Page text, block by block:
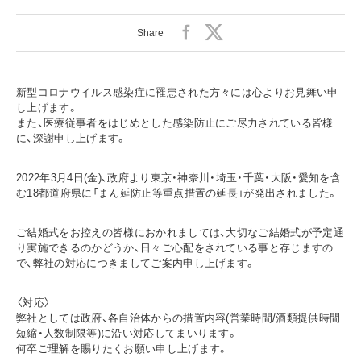
Share
新型コロナウイルス感染症に罹患された方々には心よりお見舞い申
し上げます。
また、医療従事者をはじめとした感染防止にご尽力されている皆様
に、深謝申し上げます。
2022年3月4日(金)、政府より東京・神奈川・埼玉・千葉・大阪・愛知を含
む18都道府県に「まん延防止等重点措置の延長」が発出されました。
ご結婚式をお控えの皆様におかれましては、大切なご結婚式が予定通
り実施できるのかどうか、日々ご心配をされている事と存じますの
で、弊社の対応につきましてご案内申し上げます。
〈対応〉
弊社としては政府、各自治体からの措置内容(営業時間/酒類提供時間
短縮・人数制限等)に沿い対応してまいります。
何卒ご理解を賜りたくお願い申し上げます。